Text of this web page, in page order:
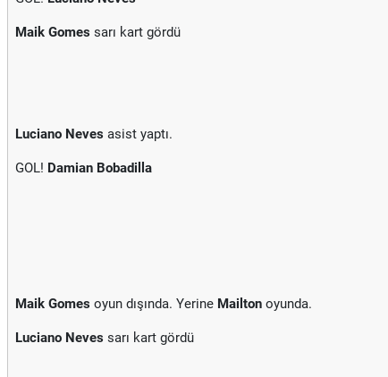
Maik Gomes sarı kart gördü
Luciano Neves asist yaptı.
GOL! Damian Bobadilla
Maik Gomes oyun dışında. Yerine Mailton oyunda.
Luciano Neves sarı kart gördü